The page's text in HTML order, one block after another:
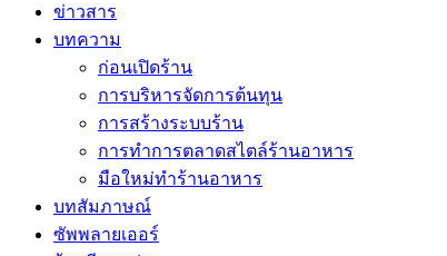
ข่าวสาร
บทความ
ก่อนเปิดร้าน
การบริหารจัดการต้นทุน
การสร้างระบบร้าน
การทำการตลาดสไตล์ร้านอาหาร
มือใหม่ทำร้านอาหาร
บทสัมภาษณ์
ซัพพลายเออร์